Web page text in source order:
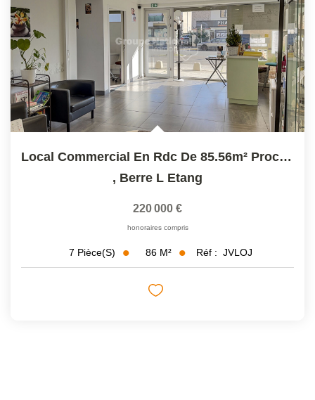
Local Commercial En Rdc De 85.56m² Proche Centre Ville...
, Berre L Etang
220 000 €
honoraires compris
7 Pièce(s) 86 M² Réf : JVLOJ